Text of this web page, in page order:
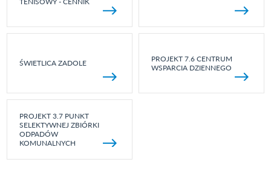
ŚWIETLICA ZADOLE
PROJEKT 7.6 CENTRUM
WSPARCIA DZIENNEGO
PROJEKT 3.7 PUNKT
SELEKTYWNEJ ZBIÓRKI
ODPADÓW
KOMUNALNYCH